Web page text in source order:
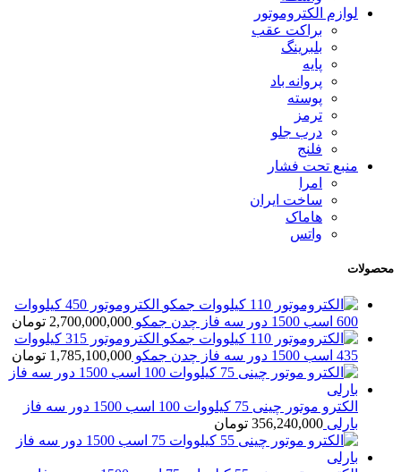
لوازم الکتروموتور
براکت عقب
بلبرینگ
پایه
پروانه باد
پوسته
ترمز
درب جلو
فلنج
منبع تحت فشار
امرا
ساخت ایران
هاماک
واتس
محصولات
الکتروموتور 450 کیلووات
600 اسب 1500 دور سه فاز چدن جمکو
2,700,000,000 تومان
الکتروموتور 315 کیلووات
435 اسب 1500 دور سه فاز چدن جمکو
1,785,100,000 تومان
الکترو موتور چینی 75 کیلووات 100 اسب 1500 دور سه فاز
بارلی 356,240,000 تومان